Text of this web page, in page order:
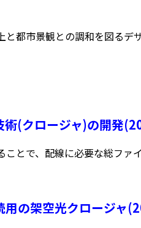
都市景観との調和を図るデ
(クロージャ)の開発
とで、配線に必要な総ファ
の架空光クロージャ